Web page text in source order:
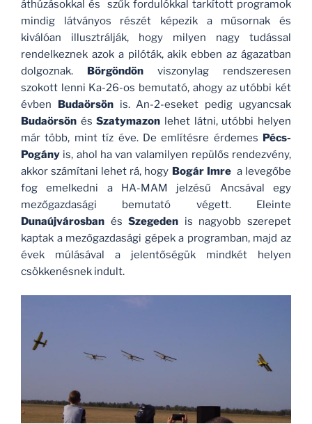
áthúzásokkal és szűk fordulókkal tarkított programok
mindig látványos részét képezik a műsornak és
kiválóan illusztrálják, hogy milyen nagy tudással
rendelkeznek azok a pilóták, akik ebben az ágazatban
dolgoznak. Börgöndön viszonylag rendszeresen
szokott lenni Ka-26-os bemutató, ahogy az utóbbi két
évben Budaörsönis. An-2-eseket pedig ugyancsak
Budaörsön ésSzatymazon lehet látni, utóbbi helyen
már több, mint tíz éve. De említésre érdemes Pécs-
Pogány is, ahol ha van valamilyen repülős rendezvény,
akkor számítani lehet rá, hogy Bogár Imre a levegőbe
fog emelkedni a HA-MAM jelzésű Ancsával egy
mezőgazdasági bemutató végett. Eleinte
Dunaújvárosban ésSzegeden is nagyobb szerepet
kaptak a mezőgazdasági gépek a programban, majd az
évek múlásával a jelentőségük mindkét helyen
csökkenésnek indult.